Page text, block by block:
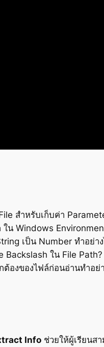
สำหรับเก็บค่า
ใน Windows
เป็น Number ทำอย่าง
Backslash ใน File Path?
องของไฟล์ก่อนอ่านทำอย่
Info ช่วยให้ผู้เรียนส